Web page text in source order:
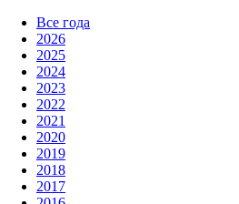
Все года
2026
2025
2024
2023
2022
2021
2020
2019
2018
2017